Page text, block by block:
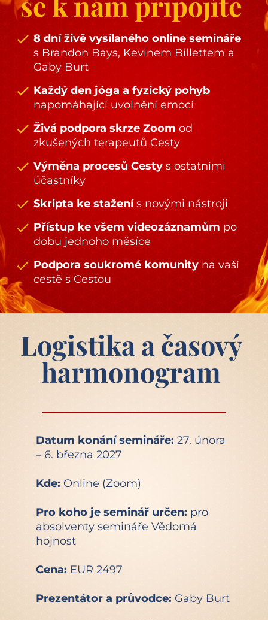
check
s Brandon Bays, Kevinem Billettem a
Gaby Burt
check
napomáhající uvolnění emocí
check Živá podpora skrze Zoom od
zkušených terapeutů Cesty
check Výměna procesů Cesty s ostatními
účastníky
check Skripta ke stažení s novými nástroji
check Přístup ke všem videozáznamům po
dobu jednoho měsíce
check Podpora soukromé komunity na vaší
cestě s Cestou
Logistika a časový
harmonogram
Datum konání semináře: 27. února
– 6. března 2027
Kde: Online (Zoom)
Pro koho je seminář určen: pro
absolventy semináře Vědomá
hojnost
Cena: EUR 2497
Prezentátor a průvodce: Gaby Burt